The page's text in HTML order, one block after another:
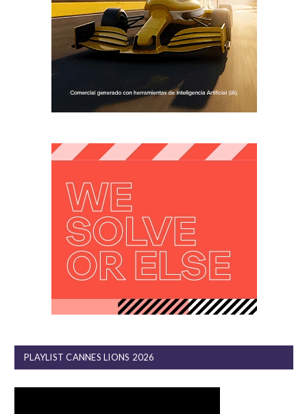
PLAYLIST CANNES LIONS 2026